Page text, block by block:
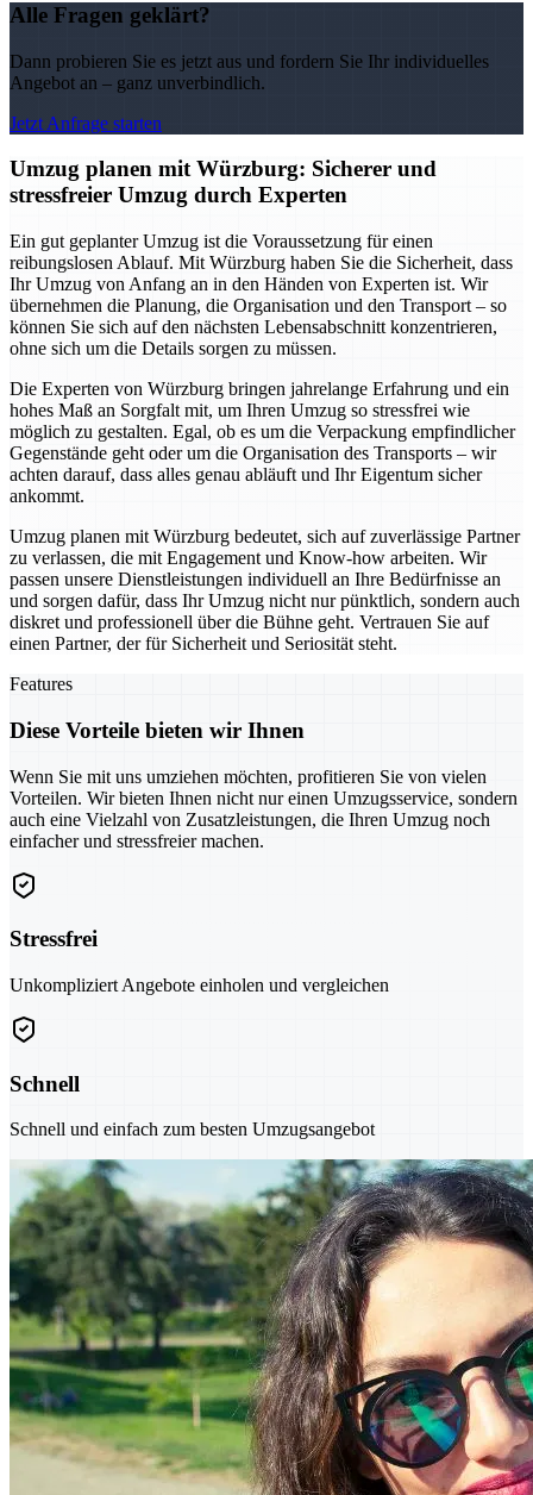
Alle Fragen geklärt?
Dann probieren Sie es jetzt aus und fordern Sie Ihr individuelles
Angebot an – ganz unverbindlich.
Jetzt Anfrage starten
Umzug planen mit Würzburg: Sicherer und
stressfreier Umzug durch Experten
Ein gut geplanter Umzug ist die Voraussetzung für einen
reibungslosen Ablauf. Mit Würzburg haben Sie die Sicherheit, dass
Ihr Umzug von Anfang an in den Händen von Experten ist. Wir
übernehmen die Planung, die Organisation und den Transport – so
können Sie sich auf den nächsten Lebensabschnitt konzentrieren,
ohne sich um die Details sorgen zu müssen.
Die Experten von Würzburg bringen jahrelange Erfahrung und ein
hohes Maß an Sorgfalt mit, um Ihren Umzug so stressfrei wie
möglich zu gestalten. Egal, ob es um die Verpackung empfindlicher
Gegenstände geht oder um die Organisation des Transports – wir
achten darauf, dass alles genau abläuft und Ihr Eigentum sicher
ankommt.
Umzug planen mit Würzburg bedeutet, sich auf zuverlässige Partner
zu verlassen, die mit Engagement und Know-how arbeiten. Wir
passen unsere Dienstleistungen individuell an Ihre Bedürfnisse an
und sorgen dafür, dass Ihr Umzug nicht nur pünktlich, sondern auch
diskret und professionell über die Bühne geht. Vertrauen Sie auf
einen Partner, der für Sicherheit und Seriosität steht.
Features
Diese Vorteile bieten wir Ihnen
Wenn Sie mit uns umziehen möchten, profitieren Sie von vielen
Vorteilen. Wir bieten Ihnen nicht nur einen Umzugsservice, sondern
auch eine Vielzahl von Zusatzleistungen, die Ihren Umzug noch
einfacher und stressfreier machen.
Stressfrei
Unkompliziert Angebote einholen und vergleichen
Schnell
Schnell und einfach zum besten Umzugsangebot